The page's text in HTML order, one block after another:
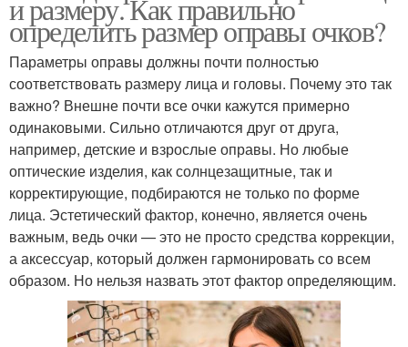
и размеру. Как правильно
определить размер оправы очков?
Параметры оправы должны почти полностью
соответствовать размеру лица и головы. Почему это так
важно? Внешне почти все очки кажутся примерно
одинаковыми. Сильно отличаются друг от друга,
например, детские и взрослые оправы. Но любые
оптические изделия, как солнцезащитные, так и
корректирующие, подбираются не только по форме
лица. Эстетический фактор, конечно, является очень
важным, ведь очки — это не просто средства коррекции,
а аксессуар, который должен гармонировать со всем
образом. Но нельзя назвать этот фактор определяющим.